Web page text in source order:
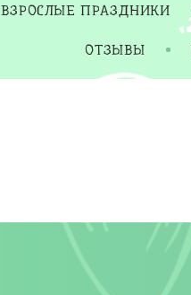
ВЗРОСЛЫЕ ПРАЗДНИКИ
ОТЗЫВЫ